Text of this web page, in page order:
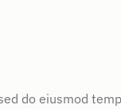
do eiusmod